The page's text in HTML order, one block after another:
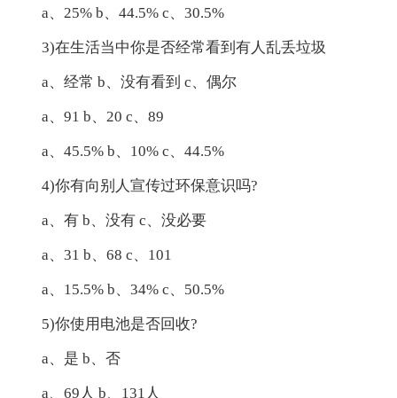
a、25% b、44.5% c、30.5%
3)在生活当中你是否经常看到有人乱丢垃圾
a、经常 b、没有看到 c、偶尔
a、91 b、20 c、89
a、45.5% b、10% c、44.5%
4)你有向别人宣传过环保意识吗?
a、有 b、没有 c、没必要
a、31 b、68 c、101
a、15.5% b、34% c、50.5%
5)你使用电池是否回收?
a、是 b、否
a、69人 b、131人